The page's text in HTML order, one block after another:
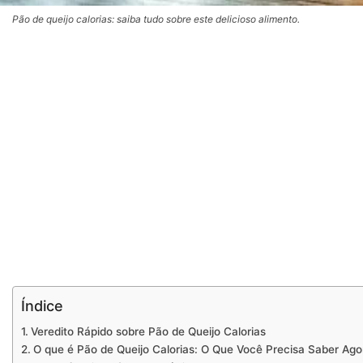
Pão de queijo calorias: saiba tudo sobre este delicioso alimento.
Índice
Veredito Rápido sobre Pão de Queijo Calorias
O que é Pão de Queijo Calorias: O Que Você Precisa Saber